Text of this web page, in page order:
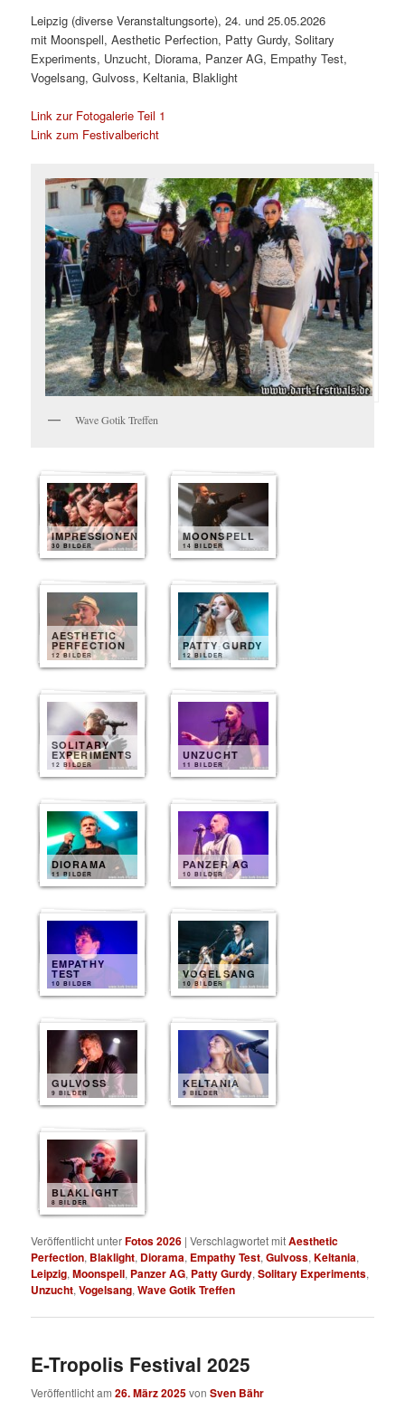
Leipzig (diverse Veranstaltungsorte), 24. und 25.05.2026
mit Moonspell, Aesthetic Perfection, Patty Gurdy, Solitary
Experiments, Unzucht, Diorama, Panzer AG, Empathy Test,
Vogelsang, Gulvoss, Keltania, Blaklight
Link zur Fotogalerie Teil 1
Link zum Festivalbericht
Wave Gotik Treffen
IMPRESSIONEN
30 BILDER
MOONSPELL
14 BILDER
AESTHETIC
PERFECTION
12 BILDER
PATTY GURDY
12 BILDER
SOLITARY
EXPERIMENTS
12 BILDER
UNZUCHT
11 BILDER
DIORAMA
11 BILDER
PANZER AG
10 BILDER
EMPATHY
TEST
10 BILDER
VOGELSANG
10 BILDER
GULVOSS
9 BILDER
KELTANIA
9 BILDER
BLAKLIGHT
8 BILDER
Veröffentlicht unterFotos 2026 |Verschlagwortet mitAesthetic
Perfection, Blaklight, Diorama, Empathy Test,Gulvoss,Keltania,
Leipzig,Moonspell, Panzer AG, Patty Gurdy,Solitary Experiments,
Unzucht,Vogelsang,Wave Gotik Treffen
E-Tropolis Festival 2025
Veröffentlicht am26. März 2025vonSven Bähr